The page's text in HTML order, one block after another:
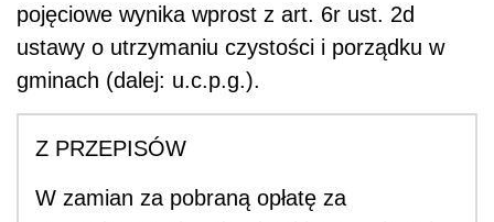
pojęciowe wynika wprost z art. 6r ust. 2d
ustawy o utrzymaniu czystości i porządku w
gminach (dalej: u.c.p.g.).
Z PRZEPISÓW
W zamian za pobraną opłatę za